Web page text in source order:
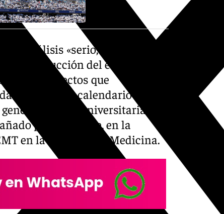
un análisis «serio, riguroso y
la construcción del estadio de
los aspectos que
docente, el calendario de
la vida universitaria», ha
por el alcalde, en la
en la Facultad de Medicina.